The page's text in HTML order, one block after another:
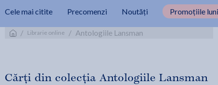
Cele mai citite Precomenzi Noutăți Promoțiile
/ Librarie online / Antologiile Lansman
Cărți din colecția Antologiile Lansman